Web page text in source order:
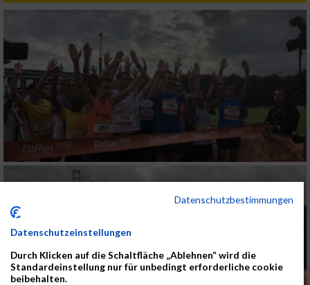
Datenschutzbestimmungen
Datenschutzeinstellungen
Durch Klicken auf die Schaltfläche „Ablehnen“ wird die
Standardeinstellung nur für unbedingt erforderliche cookie
beibehalten.